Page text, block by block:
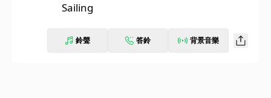
Sailing
鈴聲 答鈴 背景音樂